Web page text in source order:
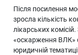
Після посилення
зросла кількість
лікарських
«оскарження ВЛК»
юридичній